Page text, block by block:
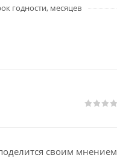
годности, месяцев
своим